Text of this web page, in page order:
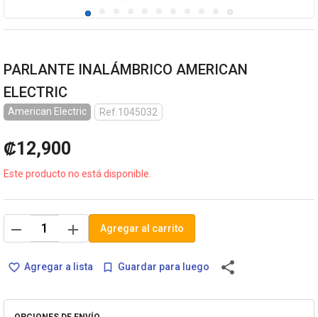
PARLANTE INALÁMBRICO AMERICAN
ELECTRIC
American Electric Ref.1045032
₡12,900
Este producto no está disponible.
remove add Agregar al carrito
favorite_border Agregar a lista bookmark_border Guardar para luego share